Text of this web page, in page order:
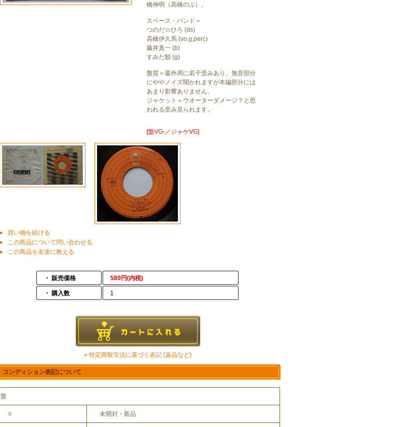
橋伸明（高橋のぶ）。
スペース・バンド＝
つのだ☆ひろ (ds)
高橋伊久馬 (vo,g,perc)
藤井真一 (b)
すみだ順 (g)
盤質＝最外周に若干歪みあり、無音部分
にややノイズ聞かれますが本編部分には
あまり影響ありません。
ジャケット＝ウオーターダメージ？と思
われる歪み見られます。
[盤VG-／ジャケVG]
買い物を続ける
この商品について問い合わせる
この商品を友達に教える
・ 販売価格 580円(内税)
・ 購入数 1
» 特定商取引法に基づく表記 (返品など)
コンディション表記について
盤
S 未開封・新品